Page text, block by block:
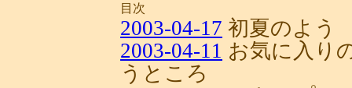
目次
2003-04-17 初夏のよう
2003-04-11 お気に入り
うところ